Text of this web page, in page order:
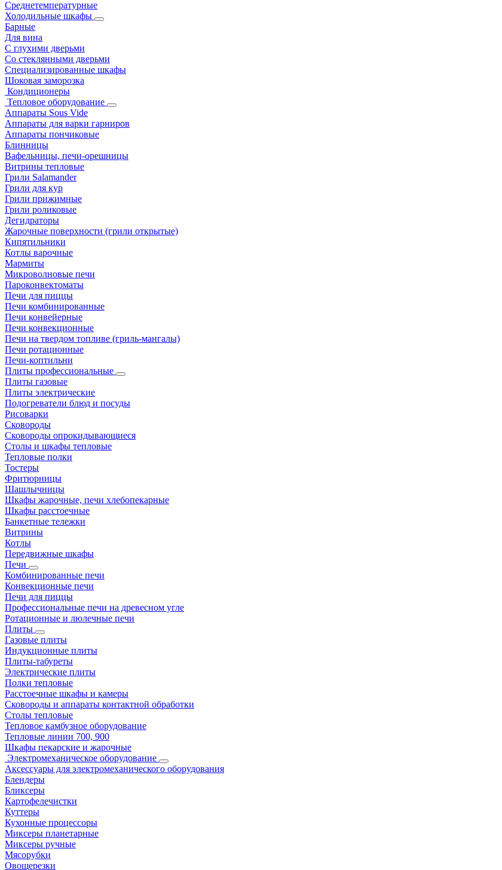
Среднетемпературные
Холодильные шкафы
Барные
Для вина
С глухими дверьми
Со стеклянными дверьми
Специализированные шкафы
Шоковая заморозка
Кондиционеры
Тепловое оборудование
Аппараты Sous Vide
Аппараты для варки гарниров
Аппараты пончиковые
Блинницы
Вафельницы, печи-орешницы
Витрины тепловые
Грили Salamander
Грили для кур
Грили прижимные
Грили роликовые
Дегидраторы
Жарочные поверхности (грили открытые)
Кипятильники
Котлы варочные
Мармиты
Микроволновые печи
Пароконвектоматы
Печи для пиццы
Печи комбинированные
Печи конвейерные
Печи конвекционные
Печи на твердом топливе (гриль-мангалы)
Печи ротационные
Печи-коптильни
Плиты профессиональные
Плиты газовые
Плиты электрические
Подогреватели блюд и посуды
Рисоварки
Сковороды
Сковороды опрокидывающиеся
Столы и шкафы тепловые
Тепловые полки
Тостеры
Фритюрницы
Шашлычницы
Шкафы жарочные, печи хлебопекарные
Шкафы расстоечные
Банкетные тележки
Витрины
Котлы
Передвижные шкафы
Печи
Комбинированные печи
Конвекционные печи
Печи для пиццы
Профессиональные печи на древесном угле
Ротационные и люлечные печи
Плиты
Газовые плиты
Индукционные плиты
Плиты-табуреты
Электрические плиты
Полки тепловые
Расстоечные шкафы и камеры
Сковороды и аппараты контактной обработки
Столы тепловые
Тепловое камбузное оборудование
Тепловые линии 700, 900
Шкафы пекарские и жарочные
Электромеханическое оборудование
Аксессуары для электромеханического оборудования
Блендеры
Бликсеры
Картофелечистки
Куттеры
Кухонные процессоры
Миксеры планетарные
Миксеры ручные
Мясорубки
Овощерезки